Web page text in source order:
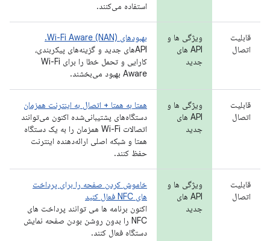
استفاده می‌کنند.
قابلیت
اتصال
ویژگی ها و
API های
جدید
بهبودهای Wi-Fi Aware (NAN).
APIهای جدید و گزینه‌های پیکربندی،
کارایی و تحمل خطا را برای Wi-Fi
Aware بهبود می‌بخشند.
قابلیت
اتصال
ویژگی ها و
API های
جدید
همتا به همتا + اتصال به اینترنت همزمان
دستگاه‌های پشتیبانی‌شده اکنون می‌توانند
اتصالات Wi-Fi همزمان را به یک دستگاه
همتا و شبکه اصلی ارائه‌دهنده اینترنت
حفظ کنند.
قابلیت
اتصال
ویژگی ها و
API های
جدید
خاموش کردن صفحه را برای پرداخت
های NFC فعال کنید
اکنون برنامه ها می توانند پرداخت های
NFC را بدون روشن بودن صفحه نمایش
دستگاه فعال کنند.